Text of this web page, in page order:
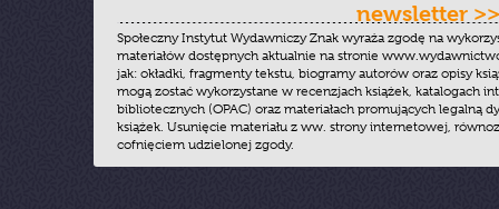
newsletter >>
Społeczny Instytut Wydawniczy Znak wyraża zgodę na
materiałów dostępnych aktualnie na stronie
jak: okładki, fragmenty tekstu, biogramy autorów oraz opisy
mogą zostać wykorzystane w recenzjach książek, katalogach
bibliotecznych (OPAC) oraz materiałach promujących legalną
książek. Usunięcie materiału z ww. strony internetowej,
cofnięciem udzielonej zgody.